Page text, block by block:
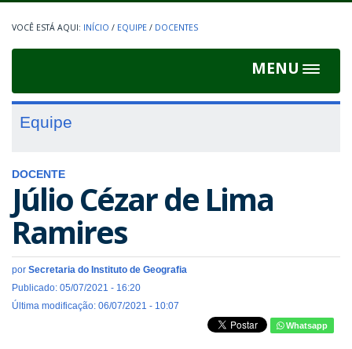
INÍCIO / EQUIPE / DOCENTES
MENU
Toggle
Equipe
DOCENTE
Júlio Cézar de Lima
Ramires
por Secretaria do Instituto de Geografia
Publicado: 05/07/2021 - 16:20
Última modificação: 06/07/2021 - 10:07
Whatsapp